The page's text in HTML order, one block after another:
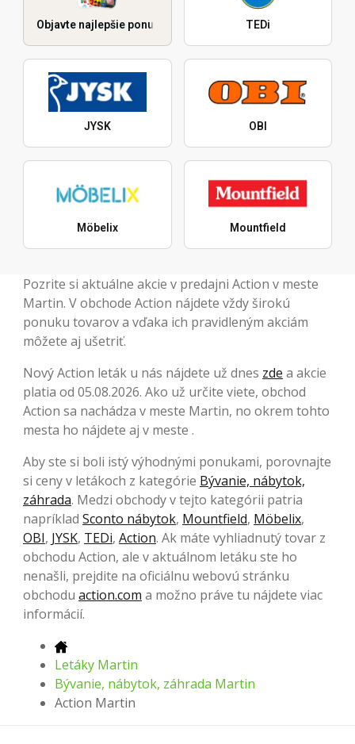
Objavte najlepšie ponuky TEDi
JYSK OBI
Möbelix Mountfield
Pozrite si aktuálne akcie v predajni Action v meste
Martin. V obchode Action nájdete vždy širokú
ponuku tovarov a vďaka ich pravidleným akciám
môžete aj ušetriť.
Nový Action leták u nás nájdete už dnes zde a akcie
platia od 05.08.2026. Ako už určite viete, obchod
Action sa nachádza v meste Martin, no okrem tohto
mesta ho nájdete aj v meste .
Aby ste si boli istý výhodnými ponukami, porovnajte
si ceny v letákoch z kategórie Bývanie, nábytok,
záhrada. Medzi obchody v tejto kategórii patria
napríklad Sconto nábytok, Mountfield, Möbelix,
OBI, JYSK, TEDi, Action. Ak máte vyhliadnutý tovar z
obchodu Action, ale v aktuálnom letáku ste ho
nenašli, prejdite na oficiálnu webovú stránku
obchodu action.com a možno práve tu nájdete viac
informácií.
Letáky Martin
Bývanie, nábytok, záhrada Martin
Action Martin